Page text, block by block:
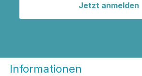
Jetzt anmelden
Informationen